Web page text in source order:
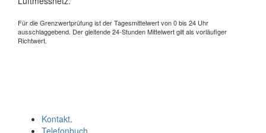
Für die Grenzwertprüfung ist der Tagesmittelwert von 0 bis 24 Uhr
ausschlaggebend. Der gleitende 24-Stunden Mittelwert gilt als vorläufiger
Richtwert.
Kontakt.
Telefonbuch.